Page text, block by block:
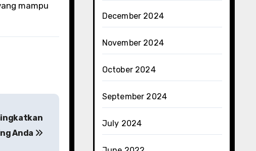
mampu
Anda
December 2024
November 2024
October 2024
September 2024
July 2024